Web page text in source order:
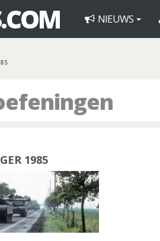
NIEUWS
1985